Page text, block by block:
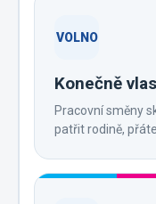
VOLNO
Konečně
Pracovní směny
patřit rodině,